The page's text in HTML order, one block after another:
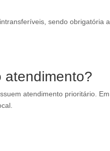
sendo obrigatória a
atendimento?
atendimento prioritário. Em